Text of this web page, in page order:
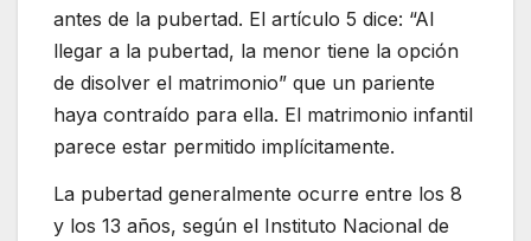
antes de la pubertad. El artículo 5 dice: “Al
llegar a la pubertad, la menor tiene la opción
de disolver el matrimonio” que un pariente
haya contraído para ella. El matrimonio infantil
parece estar permitido implícitamente.
La pubertad generalmente ocurre entre los 8
y los 13 años, según el Instituto Nacional de